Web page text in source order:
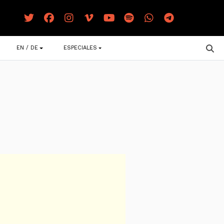
EN / DE ESPECIALES